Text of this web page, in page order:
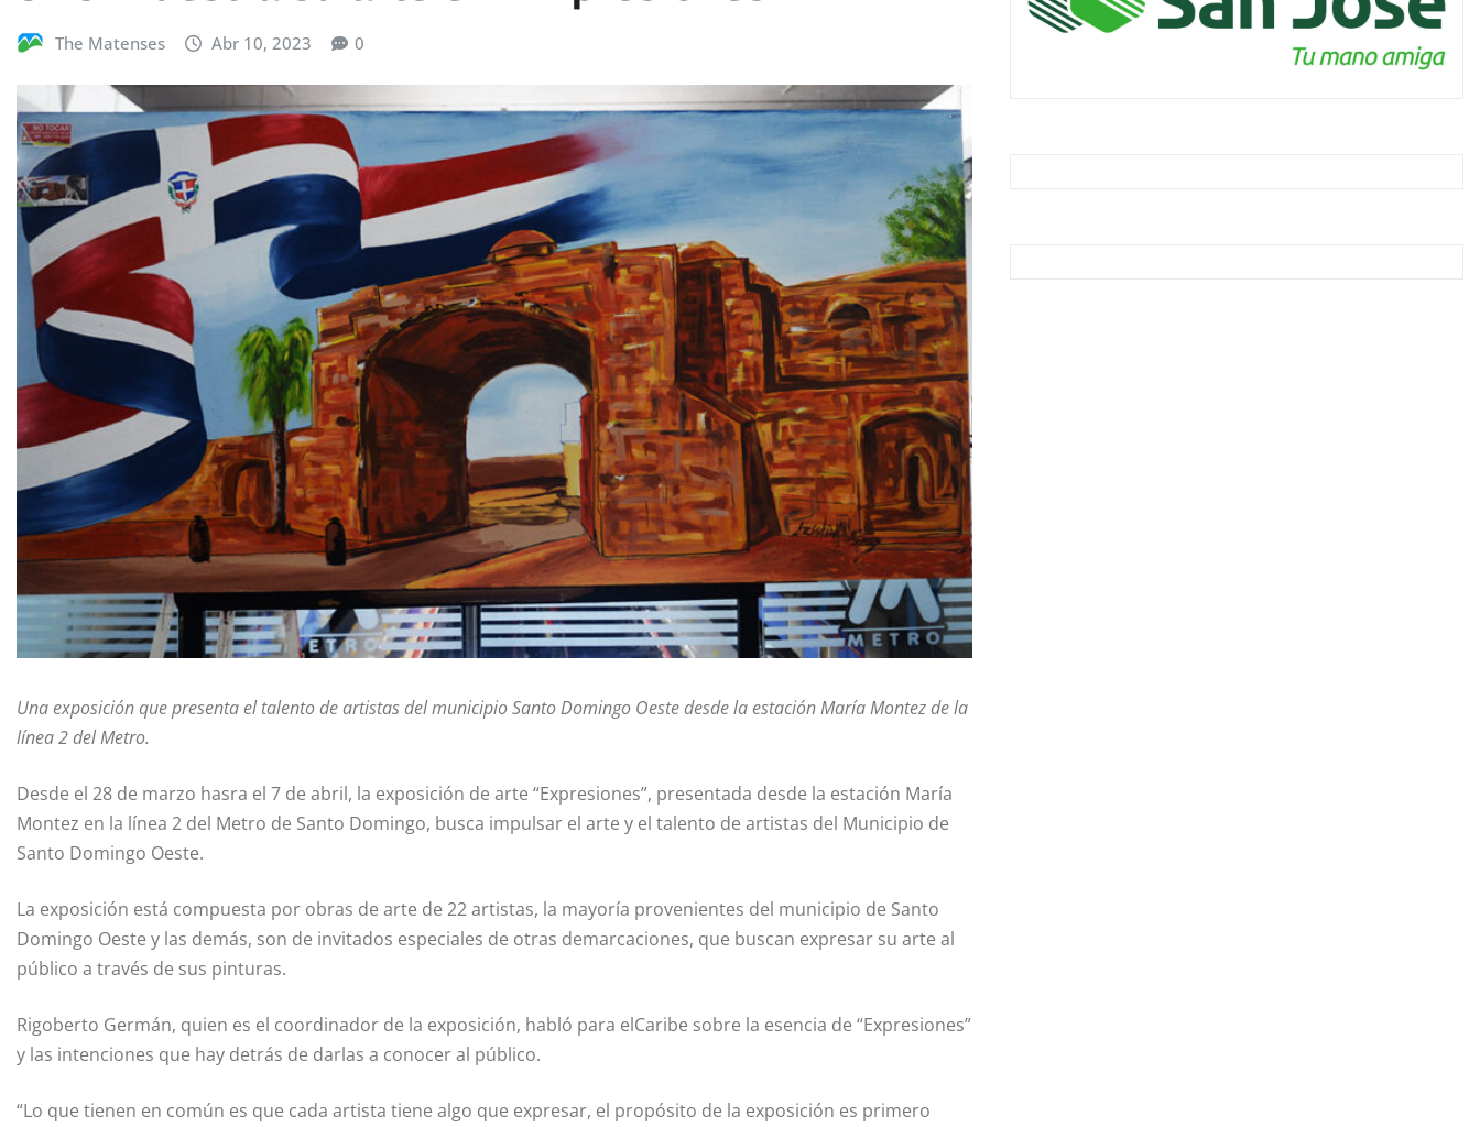
The Matenses Abr 10, 2023 0
Una exposición que presenta el talento de artistas del municipio Santo Domingo Oeste desde la estación María Montez de la
línea 2 del Metro.
Desde el 28 de marzo hasra el 7 de abril, la exposición de arte “Expresiones”, presentada desde la estación María
Montez en la línea 2 del Metro de Santo Domingo, busca impulsar el arte y el talento de artistas del Municipio de
Santo Domingo Oeste.
La exposición está compuesta por obras de arte de 22 artistas, la mayoría provenientes del municipio de Santo
Domingo Oeste y las demás, son de invitados especiales de otras demarcaciones, que buscan expresar su arte al
público a través de sus pinturas.
Rigoberto Germán, quien es el coordinador de la exposición, habló para elCaribe sobre la esencia de “Expresiones”
y las intenciones que hay detrás de darlas a conocer al público.
“Lo que tienen en común es que cada artista tiene algo que expresar, el propósito de la exposición es primero